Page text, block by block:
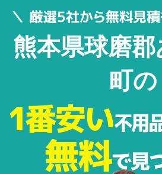
熊本県球磨郡
町の